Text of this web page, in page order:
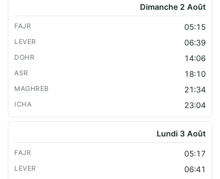
Dimanche 2 Août
05:15
06:39
14:06
18:10
21:34
23:04
Lundi 3 Août
05:17
06:41